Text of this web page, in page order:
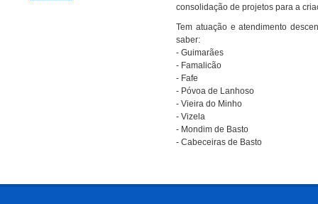
consolidação de projetos para a
Tem atuação e atendimento
saber:
- Guimarães
- Famalicão
- Fafe
- Póvoa de Lanhoso
- Vieira do Minho
- Vizela
- Mondim de Basto
- Cabeceiras de Basto